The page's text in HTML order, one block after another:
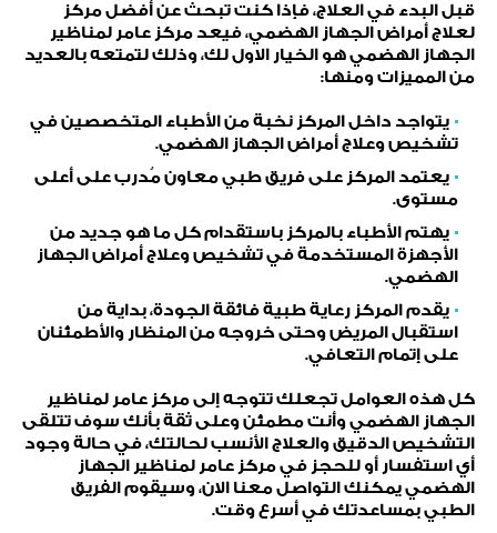
قبل البدء في العلاج، فإذا كنت تبحث عن أفضل مركز
لعلاج أمراض الجهاز الهضمي، فيعد مركز عامر لمناظير
الجهاز الهضمي هو الخيار الاول لك، وذلك لتمتعه بالعديد
من المميزات ومنها:
يتواجد داخل المركز نخبة من الأطباء المتخصصين في
تشخيص وعلاج أمراض الجهاز الهضمي.
يعتمد المركز على فريق طبي معاون مُدرب على أعلى
مستوى.
يهتم الأطباء بالمركز باستقدام كل ما هو جديد من
الأجهزة المستخدمة في تشخيص وعلاج أمراض الجهاز
الهضمي.
يقدم المركز رعاية طبية فائقة الجودة، بداية من
استقبال المريض وحتى خروجه من المنظار والأطمئنان
على إتمام التعافي.
كل هذه العوامل تجعلك تتوجه إلى مركز عامر لمناظير
الجهاز الهضمي وأنت مطمئن وعلى ثقة بأنك سوف تتلقى
التشخيص الدقيق والعلاج الأنسب لحالتك، في حالة وجود
أي استفسار أو للحجز في مركز عامر لمناظير الجهاز
الهضمي يمكنك التواصل معنا الان، وسيقوم الفريق
الطبي بمساعدتك في أسرع وقت.